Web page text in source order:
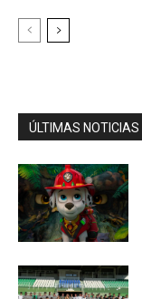
ÚLTIMAS NOTICIAS